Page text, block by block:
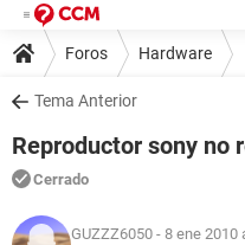
Foros Hardware
Tema Anterior
Reproductor sony no
Cerrado
GUZZZ6050 - 8 ene 2010